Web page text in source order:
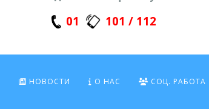
01 101 / 112
НОВОСТИ О НАС СОЦ. РАБОТА